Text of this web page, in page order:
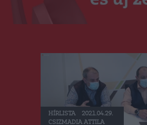
Podcast és videók
Stáb
Kapcsolat
HÍRLISTA
2021.04.29.
CSIZMADIA ATTILA